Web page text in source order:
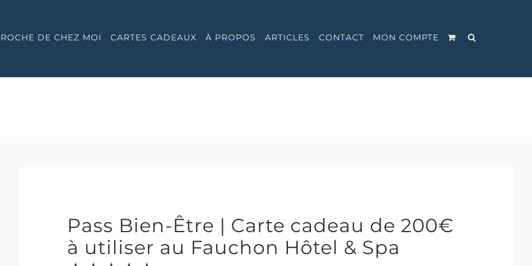
DE CHEZ MOI CARTES CADEAUX À PROPOS ARTICLES CONTACT MON COMPTE
Pass Bien-Être | Carte cadeau de 200€
à utiliser au Fauchon Hôtel & Spa